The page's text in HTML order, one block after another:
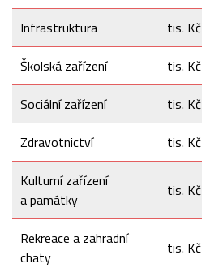
Infrastruktura
tis. Kč
Školská zařízení
tis. Kč
Sociální zařízení
tis. Kč
Zdravotnictví
tis. Kč
Kulturní zařízení
a památky
tis. Kč
Rekreace a zahradní
chaty
tis. Kč